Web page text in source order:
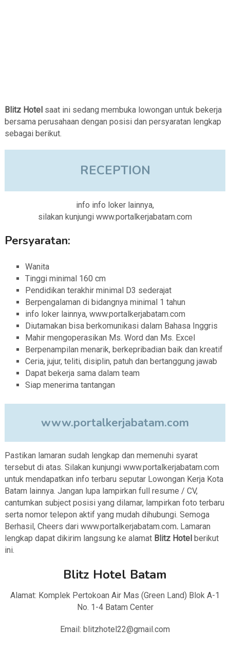
Blitz Hotel saat ini sedang membuka lowongan untuk bekerja
bersama perusahaan dengan posisi dan persyaratan lengkap
sebagai berikut.
RECEPTION
info info loker lainnya,
silakan kunjungi www.portalkerjabatam.com
Persyaratan:
Wanita
Tinggi minimal 160 cm
Pendidikan terakhir minimal D3 sederajat
Berpengalaman di bidangnya minimal 1 tahun
info loker lainnya, www.portalkerjabatam.com
Diutamakan bisa berkomunikasi dalam Bahasa Inggris
Mahir mengoperasikan Ms. Word dan Ms. Excel
Berpenampilan menarik, berkepribadian baik dan kreatif
Ceria, jujur, teliti, disiplin, patuh dan bertanggung jawab
Dapat bekerja sama dalam team
Siap menerima tantangan
www.portalkerjabatam.com
Pastikan lamaran sudah lengkap dan memenuhi syarat
tersebut di atas. Silakan kunjungi www.portalkerjabatam.com
untuk mendapatkan info terbaru seputar Lowongan Kerja Kota
Batam lainnya. Jangan lupa lampirkan full resume / CV,
cantumkan subject posisi yang dilamar, lampirkan foto terbaru
serta nomor telepon aktif yang mudah dihubungi. Semoga
Berhasil, Cheers dari www.portalkerjabatam.com.Lamaran
lengkap dapat dikirim langsung ke alamat Blitz Hotel berikut
ini.
Blitz Hotel Batam
Alamat: Komplek Pertokoan Air Mas (Green Land) Blok A-1
No. 1-4 Batam Center
Email: blitzhotel22@gmail.com